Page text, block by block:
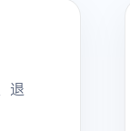
退